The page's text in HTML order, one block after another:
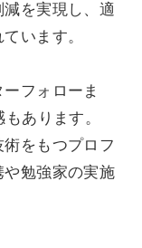
を実現し、適
います。
フォローま
あります。
をもつプロフ
や勉強家の実施